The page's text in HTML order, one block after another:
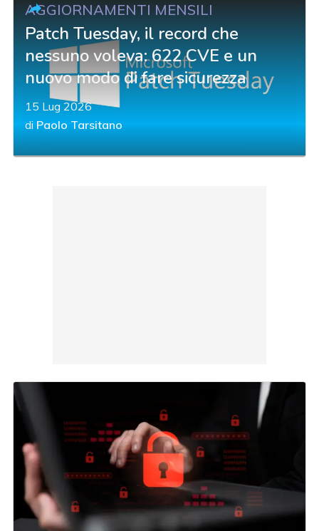
AGGIORNAMENTI MENSILI
Patch Tuesday, il record che
nessuno voleva: 622 CVE e un
nuovo modo di fare sicurezza
15 Lug 2026
di Paolo Tarsitano